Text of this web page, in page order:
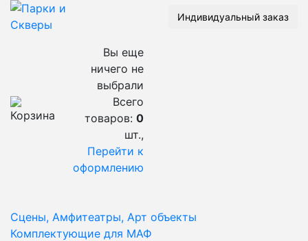
Индивидуальный заказ
Вы еще
ничего не
выбрали
Всего
товаров: 0
шт.,
Перейти к
оформлению
Сцены, Амфитеатры, Арт объекты
Комплектующие для МАФ